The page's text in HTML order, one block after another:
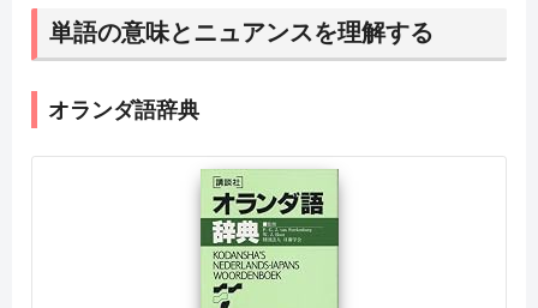
単語の意味とニュアンスを理解する
オランダ語辞典